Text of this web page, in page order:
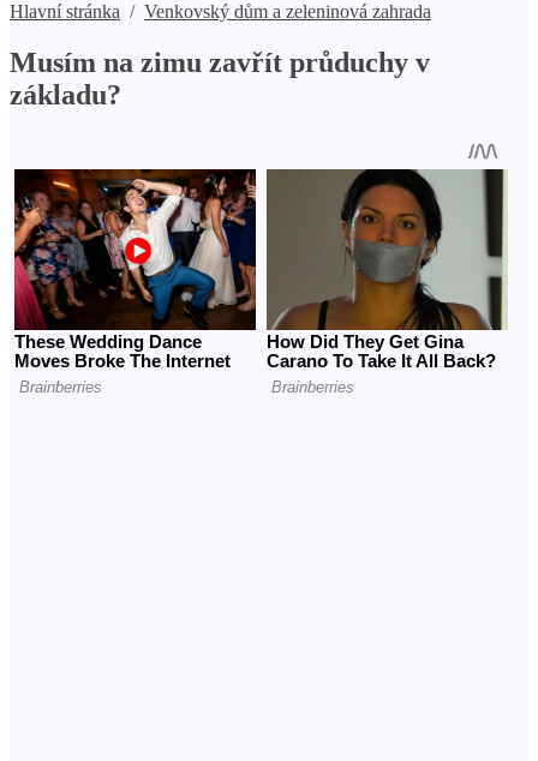
Hlavní stránka / Venkovský dům a zeleninová zahrada
Musím na zimu zavřít průduchy v
základu?